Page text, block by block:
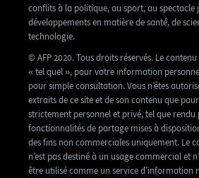
conflits à la politique, au sport, au spectacle
développements en matière de santé, de
technologie.
© AFP 2020. Tous droits réservés. Le
« tel quel », pour votre information
pour simple consultation. Vous n’êtes
extraits de ce site et de son contenu que
strictement personnel et privé, tel que rendu
fonctionnalités de partage mises à
des fins non commerciales uniquement. Le
n’est pas destiné à un usage commercial et
être utilisé comme un service d’information